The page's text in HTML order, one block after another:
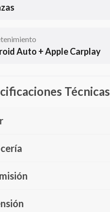
Auto + Apple Carplay
Técnicas